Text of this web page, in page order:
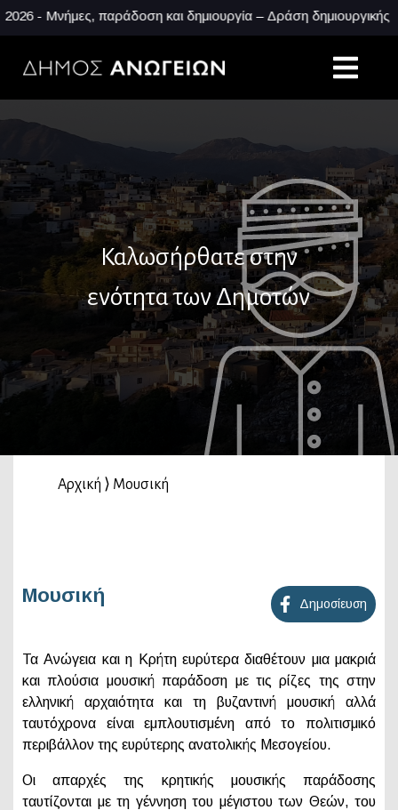
Μνήμες, παράδοση και δημιουργία – Δράση δημιουργικής
Καλωσήρθατε στην
ενότητα των Δημοτών
Αρχική ⟩ Μουσική
Μουσική Δημοσίευση
Τα Ανώγεια και η Κρήτη ευρύτερα διαθέτουν μια μακριά
και πλούσια μουσική παράδοση με τις ρίζες της στην
ελληνική αρχαιότητα και τη βυζαντινή μουσική αλλά
ταυτόχρονα είναι εμπλουτισμένη από το πολιτισμικό
περιβάλλον της ευρύτερης ανατολικής Μεσογείου.
Οι απαρχές της κρητικής μουσικής παράδοσης
ταυτίζονται με τη γέννηση του μέγιστου των Θεών, του